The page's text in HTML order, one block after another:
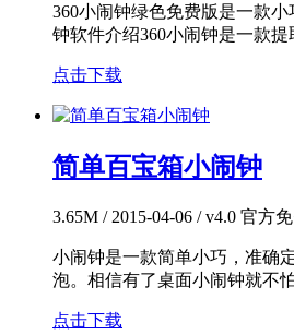
360小闹钟绿色免费版是一款
钟软件介绍360小闹钟是一款提
点击下载
简单百宝箱小闹钟
3.65M / 2015-04-06 / v4.0 官方
小闹钟是一款简单小巧，准确
泡。相信有了桌面小闹钟就不
点击下载